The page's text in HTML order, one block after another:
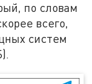
по словам
всего,
систем